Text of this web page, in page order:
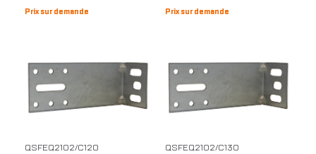
Prix sur demande
Prix sur demande
QSFEQ2102/C120 QSFEQ2102/C130